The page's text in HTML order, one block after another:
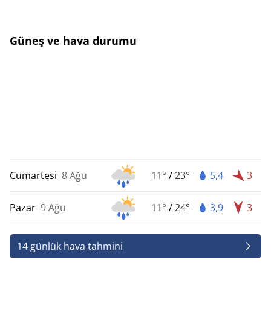
Güneş ve hava durumu
Cumartesi 8 Ağu 11° /23° 5,4 3
Pazar 9 Ağu 11° /24° 3,9 3
14 günlük hava tahmini